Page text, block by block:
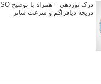
دریچه دیافراگم و سرعت شاتر